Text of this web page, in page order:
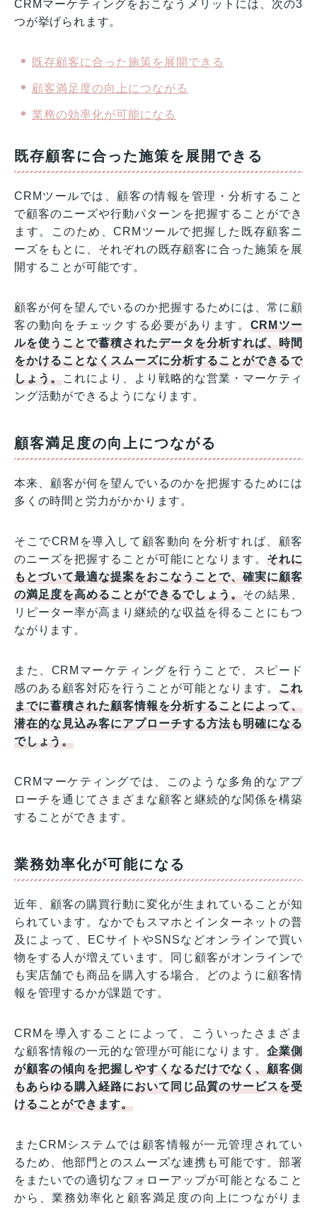
CRMマーケティングをおこなうメリットには、次の3
つが挙げられます。
既存顧客に合った施策を展開できる
顧客満足度の向上につながる
業務の効率化が可能になる
既存顧客に合った施策を展開できる
CRMツールでは、顧客の情報を管理・分析すること
で顧客のニーズや行動パターンを把握することができ
ます。このため、CRMツールで把握した既存顧客ニ
ーズをもとに、それぞれの既存顧客に合った施策を展
開することが可能です。
顧客が何を望んでいるのか把握するためには、常に顧
客の動向をチェックする必要があります。 CRMツー
ルを使うことで蓄積されたデータを分析すれば、時間
をかけることなくスムーズに分析することができるで
しょう。これにより、より戦略的な営業・マーケティ
ング活動ができるようになります。
顧客満足度の向上につながる
本来、顧客が何を望んでいるのかを把握するためには
多くの時間と労力がかかります。
そこでCRMを導入して顧客動向を分析すれば、顧客
のニーズを把握することが可能にとなります。それに
もとづいて最適な提案をおこなうことで、確実に顧客
の満足度を高めることができるでしょう。その結果、
リピーター率が高まり継続的な収益を得ることにもつ
ながります。
また、CRMマーケティングを行うことで、スピード
感のある顧客対応を行うことが可能となります。これ
までに蓄積された顧客情報を分析することによって、
潜在的な見込み客にアプローチする方法も明確になる
でしょう。
CRMマーケティングでは、このような多角的なアプ
ローチを通じてさまざまな顧客と継続的な関係を構築
することができます。
業務効率化が可能になる
近年、顧客の購買行動に変化が生まれていることが知
られています。なかでもスマホとインターネットの普
及によって、ECサイトやSNSなどオンラインで買い
物をする人が増えています。同じ顧客がオンラインで
も実店舗でも商品を購入する場合、どのように顧客情
報を管理するかが課題です。
CRMを導入することによって、こういったさまざま
な顧客情報の一元的な管理が可能になります。企業側
が顧客の傾向を把握しやすくなるだけでなく、顧客側
もあらゆる購入経路において同じ品質のサービスを受
けることができます。
またCRMシステムでは顧客情報が一元管理されてい
るため、他部門とのスムーズな連携も可能です。部署
をまたいでの適切なフォローアップが可能となること
から、業務効率化と顧客満足度の向上につながりま